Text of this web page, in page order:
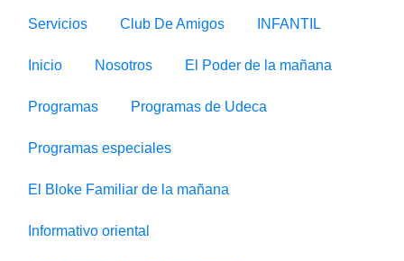
Servicios Club De Amigos INFANTIL
Inicio Nosotros El Poder de la mañana
Programas Programas de Udeca
Programas especiales
El Bloke Familiar de la mañana
Informativo oriental